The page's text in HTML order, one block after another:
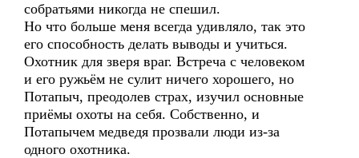
собратьями никогда не спешил.
Но что больше меня всегда удивляло, так это
его способность делать выводы и учиться.
Охотник для зверя враг. Встреча с человеком
и его ружьём не сулит ничего хорошего, но
Потапыч, преодолев страх, изучил основные
приёмы охоты на себя. Собственно, и
Потапычем медведя прозвали люди из-за
одного охотника.